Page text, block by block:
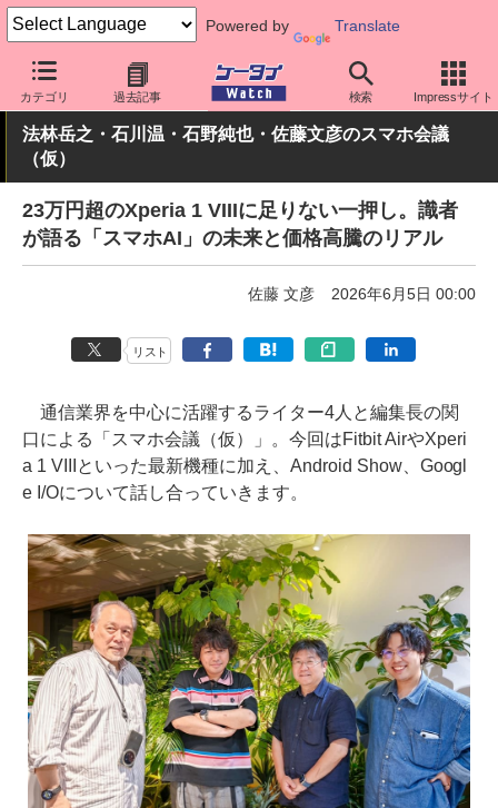
Powered by Translate
カテゴリ 過去記事 検索 Impressサイト
ケータイ Watch 業界動向 企業動向
法林岳之・石川温・石野純也・佐藤文彦のスマホ会議
（仮）
23万円超のXperia 1 VIIIに足りない一押し。識者
が語る「スマホAI」の未来と価格高騰のリアル
佐藤 文彦 2026年6月5日 00:00
リスト
通信業界を中心に活躍するライター4人と編集長の関
口による「スマホ会議（仮）」。今回はFitbit AirやXperi
a 1 VIIIといった最新機種に加え、Android Show、Googl
e I/Oについて話し合っていきます。